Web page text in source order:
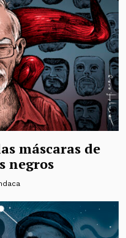
máscaras de
negros